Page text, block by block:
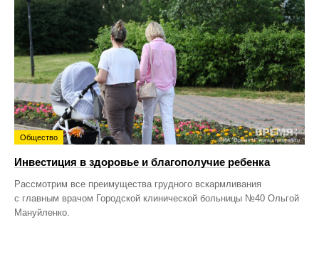
Общество
Инвестиция в здоровье и благополучие ребенка
Рассмотрим все преимущества грудного вскармливания
с главным врачом Городской клинической больницы №40 Ольгой
Мануйленко.